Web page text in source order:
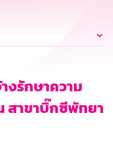
งรักษาความ
สาขาบิ๊กซีพัทยา